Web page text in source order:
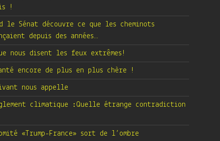
!
le Sénat découvre ce que les cheminots
depuis des années…
nous disent les feux extrêmes!
encore de plus en plus chère !
nous appelle
climatique :Quelle étrange contradiction
«Trump-France» sort de l’ombre